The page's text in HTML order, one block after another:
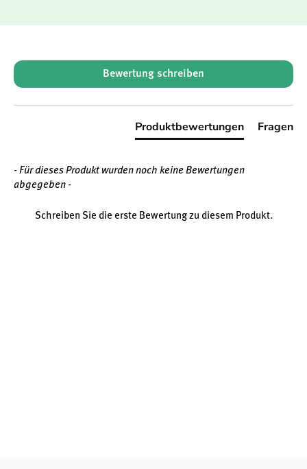
Bewertung schreiben
Produktbewertungen Fragen
- Für dieses Produkt wurden noch keine Bewertungen
abgegeben -
Schreiben Sie die erste Bewertung zu diesem Produkt.
New content loaded